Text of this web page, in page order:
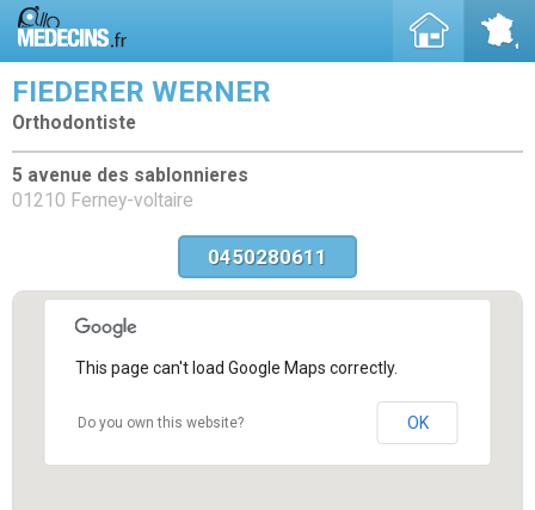
FIEDERER WERNER
Orthodontiste
5 avenue des sablonnieres
01210 Ferney-voltaire
0450280611
This page can't load Google Maps correctly.
Do you own this website? OK